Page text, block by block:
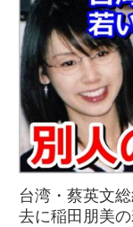
台湾・蔡英文
去に稲田朋美